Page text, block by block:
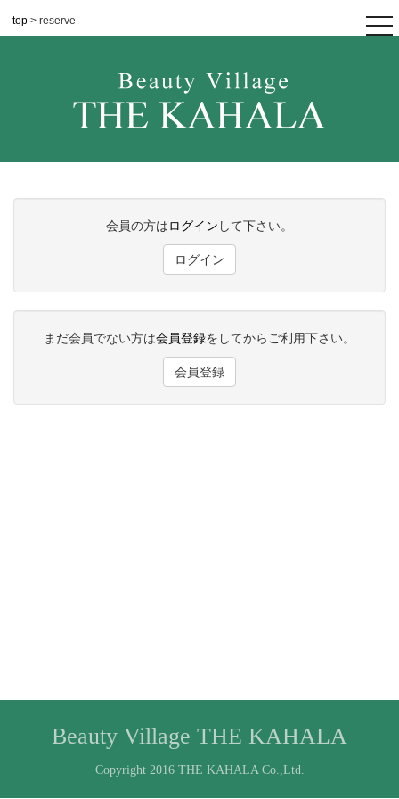
top > reserve
会員の方はログイン して下さい。
ログイン
まだ会員でない方は会員登録をしてからご利用下さい。
会員登録
Beauty Village THE KAHALA
Copyright 2016 THE KAHALA Co.,Ltd.